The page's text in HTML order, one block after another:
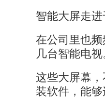
智能大屏走
在公司里也
几台智能电视
这些大屏幕
装软件，能够